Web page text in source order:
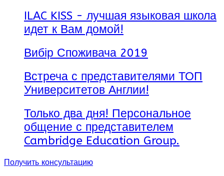
ILAC KISS - лучшая языковая школа
идет к Вам домой!
Вибір Споживача 2019
Встреча с представителями ТОП
Университетов Англии!
Только два дня! Персональное
общение с представителем
Cambridge Education Group.
Получить консультацию